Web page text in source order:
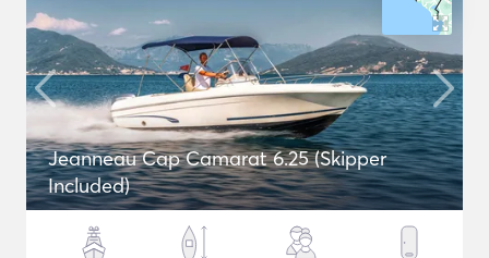
Jeanneau Cap Camarat 6.25 (Skipper
Included)